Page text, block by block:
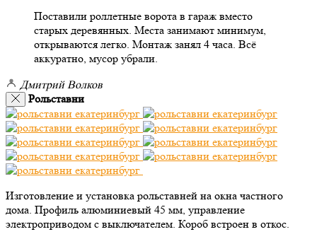
Поставили роллетные ворота в гараж вместо
старых деревянных. Места занимают минимум,
открываются легко. Монтаж занял 4 часа. Всё
аккуратно, мусор убрали.
Дмитрий Волков
Рольставни
Изготовление и установка рольставней на окна частного
дома. Профиль алюминиевый 45 мм, управление
электроприводом с выключателем. Короб встроен в откос.